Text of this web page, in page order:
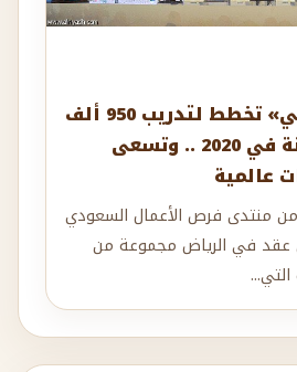
«التدريب التقني» تخطط لتدريب 950 ألف
مواطن ومواطنة في 2020 .. وتسعى
عالمية
منتدى فرص الأعمال السعودي
عقد في الرياض مجموعة من